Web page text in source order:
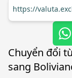
https://
Chuyển đổi
sang